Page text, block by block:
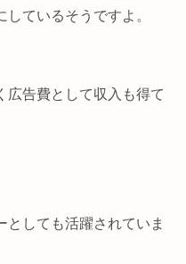
しているそうですよ。
広告費として収入も得て
としても活躍されていま